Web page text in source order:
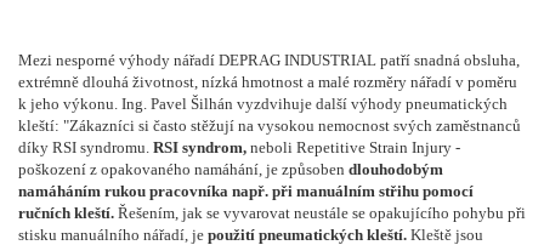
Mezi nesporné výhody nářadí DEPRAG INDUSTRIAL patří snadná obsluha,
extrémně dlouhá životnost, nízká hmotnost a malé rozměry nářadí v poměru
k jeho výkonu. Ing. Pavel Šilhán vyzdvihuje další výhody pneumatických
kleští: "Zákazníci si často stěžují na vysokou nemocnost svých zaměstnanců
díky RSI syndromu. RSI syndrom, neboli Repetitive Strain Injury -
poškození z opakovaného namáhání, je způsoben dlouhodobým
namáháním rukou pracovníka např. při manuálním střihu pomocí
ručních kleští. Řešením, jak se vyvarovat neustále se opakujícího pohybu při
stisku manuálního nářadí, je použití pneumatických kleští. Kleště jsou